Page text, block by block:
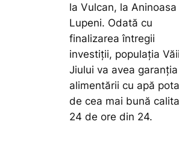
la Vulcan, la Aninoasa
Lupeni. Odată cu
finalizarea întregii
investiții, populația Văii
Jiului va avea garanția
alimentării cu apă
de cea mai bună
24 de ore din 24.